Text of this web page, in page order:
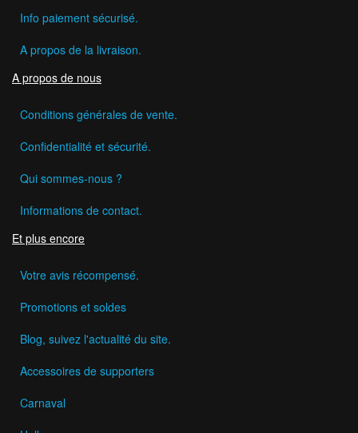
Info paiement sécurisé.
A propos de la livraison.
A propos de nous
Conditions générales de vente.
Confidentialité et sécurité.
Qui sommes-nous ?
Informations de contact.
Et plus encore
Votre avis récompensé.
Promotions et soldes
Blog, suivez l'actualité du site.
Accessoires de supporters
Carnaval